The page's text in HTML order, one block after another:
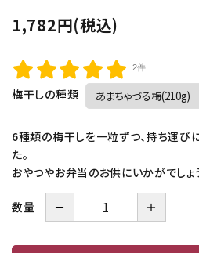
紀州産野菜・特産品
よみもの
1,782円(税込)
2件
梅干しの種類
6種類の梅干しを一粒ずつ、持ち運
た。
おやつやお弁当のお供にいかがでしょ
数量 － ＋